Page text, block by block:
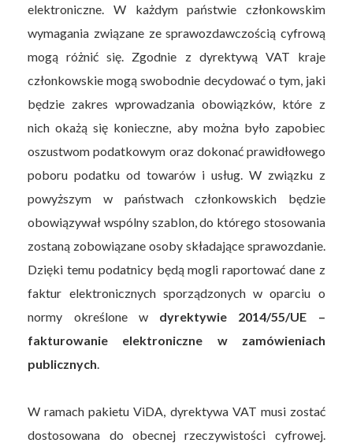
elektroniczne. W każdym państwie członkowskim
wymagania związane ze sprawozdawczością cyfrową
mogą różnić się. Zgodnie z dyrektywą VAT kraje
członkowskie mogą swobodnie decydować o tym, jaki
będzie zakres wprowadzania obowiązków, które z
nich okażą się konieczne, aby można było zapobiec
oszustwom podatkowym oraz dokonać prawidłowego
poboru podatku od towarów i usług. W związku z
powyższym w państwach członkowskich będzie
obowiązywał wspólny szablon, do którego stosowania
zostaną zobowiązane osoby składające sprawozdanie.
Dzięki temu podatnicy będą mogli raportować dane z
faktur elektronicznych sporządzonych w oparciu o
normy określone w dyrektywie 2014/55/UE –
fakturowanie elektroniczne w zamówieniach
publicznych
W ramach pakietu ViDA, dyrektywa VAT musi zostać
dostosowana do obecnej rzeczywistości cyfrowej.